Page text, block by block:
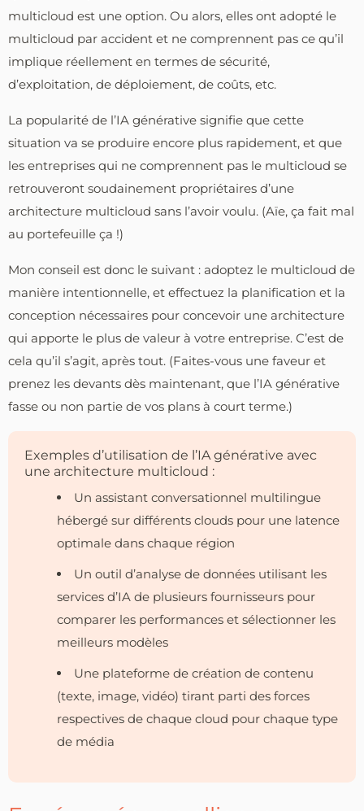
multicloud est une option. Ou alors, elles ont adopté le
multicloud par accident et ne comprennent pas ce qu’il
implique réellement en termes de sécurité,
d’exploitation, de déploiement, de coûts, etc.
La popularité de l’IA générative signifie que cette
situation va se produire encore plus rapidement, et que
les entreprises qui ne comprennent pas le multicloud se
retrouveront soudainement propriétaires d’une
architecture multicloud sans l’avoir voulu. (Aïe, ça fait mal
au portefeuille ça !)
Mon conseil est donc le suivant : adoptez le multicloud de
manière intentionnelle, et effectuez la planification et la
conception nécessaires pour concevoir une architecture
qui apporte le plus de valeur à votre entreprise. C’est de
cela qu’il s’agit, après tout. (Faites-vous une faveur et
prenez les devants dès maintenant, que l’IA générative
fasse ou non partie de vos plans à court terme.)
Exemples d’utilisation de l’IA générative avec
une architecture multicloud :
Un assistant conversationnel multilingue
hébergé sur différents clouds pour une latence
optimale dans chaque région
Un outil d’analyse de données utilisant les
services d’IA de plusieurs fournisseurs pour
comparer les performances et sélectionner les
meilleurs modèles
Une plateforme de création de contenu
(texte, image, vidéo) tirant parti des forces
respectives de chaque cloud pour chaque type
de média